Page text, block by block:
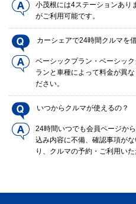
小茂根には4ステーションあり
がご利用可能です。
カーシェアで24時間クルマを
ベーシックプラン・ベーシッ
ランと車種によって料金が異
ださい。
いつからクルマが使えるの？
24時間いつでも会員ページか
込み内容に不備、確認事項が
り、クルマの予約・ご利用いた